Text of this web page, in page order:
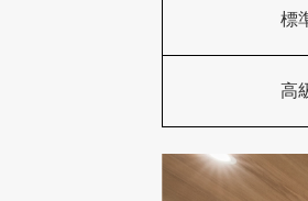
標
高